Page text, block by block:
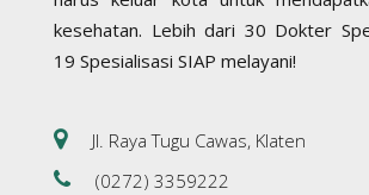
kesehatan. Lebih dari 30 Dokter
19 Spesialisasi SIAP melayani!
Jl. Raya Tugu Cawas, Klaten
(0272) 3359222